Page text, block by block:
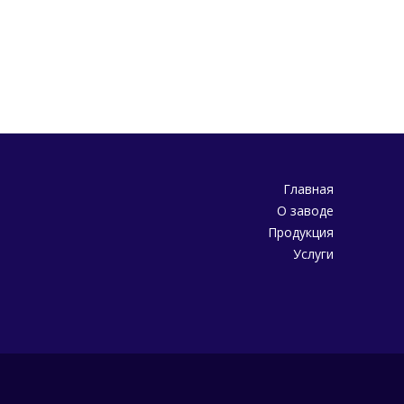
Главная
О заводе
Продукция
Услуги